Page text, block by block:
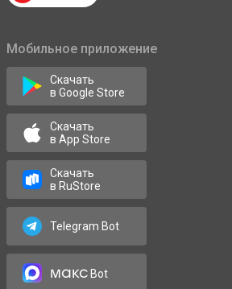
Мобильное приложение
Скачать
в Google Store
Скачать
в App Store
Скачать
в RuStore
Telegram Bot
максBot